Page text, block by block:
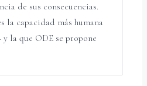
de sus consecuencias.
la capacidad más humana
la que ODE se propone